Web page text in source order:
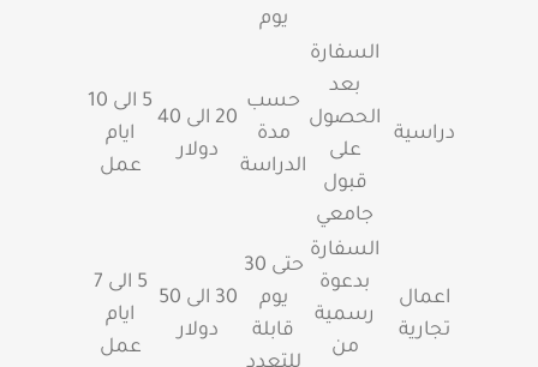
يوم
دراسية
السفارة
بعد
الحصول
على
قبول
جامعي
حسب
مدة
الدراسة
20 الى 40
دولار
5 الى 10
ايام
عمل
اعمال
تجارية
السفارة
بدعوة
رسمية
من
حتى 30
يوم
قابلة
30 الى 50
دولار
5 الى 7
ايام
عمل